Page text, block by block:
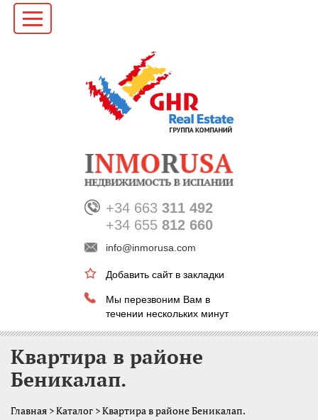
+34 663 311 492
+34 655 812 660
info@inmorusa.com
Добавить сайт в закладки
Мы перезвоним Вам в
течении нескольких минут
Квартира в районе
Беникалап.
Главная >Каталог > Квартира в районе Беникалап.